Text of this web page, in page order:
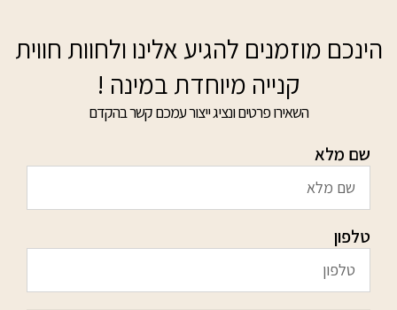
הינכם מוזמנים להגיע אלינו ולחוות חווית
קנייה מיוחדת במינה !
השאירו פרטים ונציג ייצור עמכם קשר בהקדם
שם מלא
טלפון